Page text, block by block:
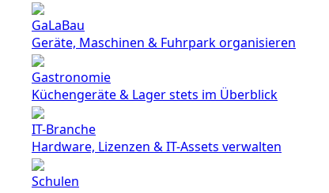
GaLaBau
Geräte, Maschinen & Fuhrpark organisieren
Gastronomie
Küchengeräte & Lager stets im Überblick
IT-Branche
Hardware, Lizenzen & IT-Assets verwalten
Schulen